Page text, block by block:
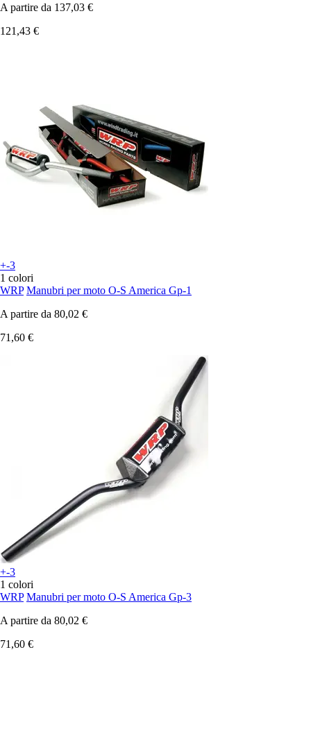
A partire da 137,03 €
121,43 €
+-3
1 colori
WRP Manubri per moto O-S America Gp-1
A partire da 80,02 €
71,60 €
+-3
1 colori
WRP Manubri per moto O-S America Gp-3
A partire da 80,02 €
71,60 €